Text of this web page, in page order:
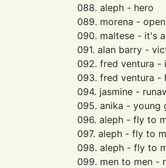
088. aleph - hero
089. morena -
090. maltese - it's
091. alan barry -
092. fred ventura -
093. fred ventura -
094. jasmine -
095. anika - young
096. aleph - fly to
097. aleph - fly to
098. aleph - fly to
099. men to men -